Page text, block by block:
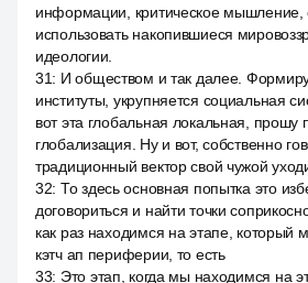
информации, критическое мышление,
использовать накопившиеся
идеологии.
31: И обществом и так далее.
институты, укрупняется социальная
вот эта глобальная локальная, прошу
глобализация. Ну и вот, собственно
традиционный вектор свой чужой
32: То здесь основная попытка это
договориться и найти точки
как раз находимся на этапе, который
кэтч ап периферии, то есть
33: Это этап, когда мы находимся на